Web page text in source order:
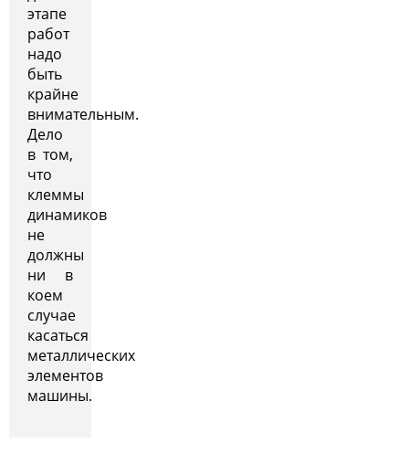
этапе
работ
надо
быть
крайне
внимательным.
Дело
в том,
что
клеммы
динамиков
не
должны
ни в
коем
случае
касаться
металлических
элементов
машины.